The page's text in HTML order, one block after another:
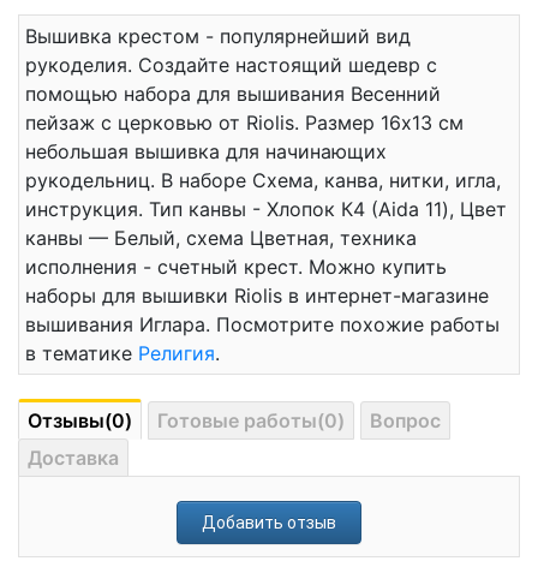
Вышивка крестом - популярнейший вид
рукоделия. Создайте настоящий шедевр с
помощью набора для вышивания Весенний
пейзаж с церковью от Riolis. Размер 16x13 см
небольшая вышивка для начинающих
рукодельниц. В наборе Схема, канва, нитки, игла,
инструкция. Тип канвы - Хлопок К4 (Aida 11), Цвет
канвы — Белый, схема Цветная, техника
исполнения - счетный крест. Можно купить
наборы для вышивки Riolis в интернет-магазине
вышивания Иглара. Посмотрите похожие работы
в тематике Религия.
Отзывы(0) Готовые работы(0)
Вопрос
Доставка
Добавить отзыв